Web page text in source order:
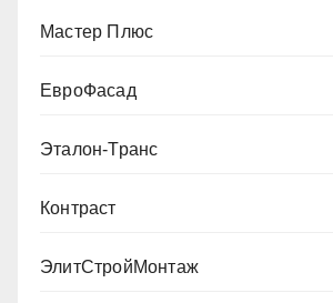
Мастер Плюс
ЕвроФасад
Эталон-Транс
Контраст
ЭлитСтройМонтаж